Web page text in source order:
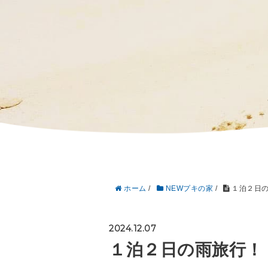
ホーム / NEWプキの家 / １泊２日
2024.12.07
１泊２日の雨旅行！